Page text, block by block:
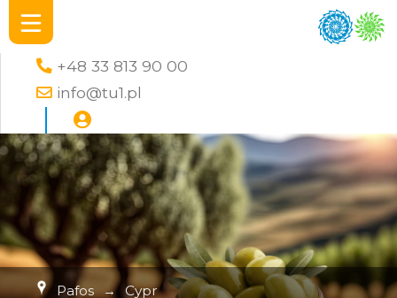
+48 33 813 90 00
info@tu1.pl
Pafos → Cypr